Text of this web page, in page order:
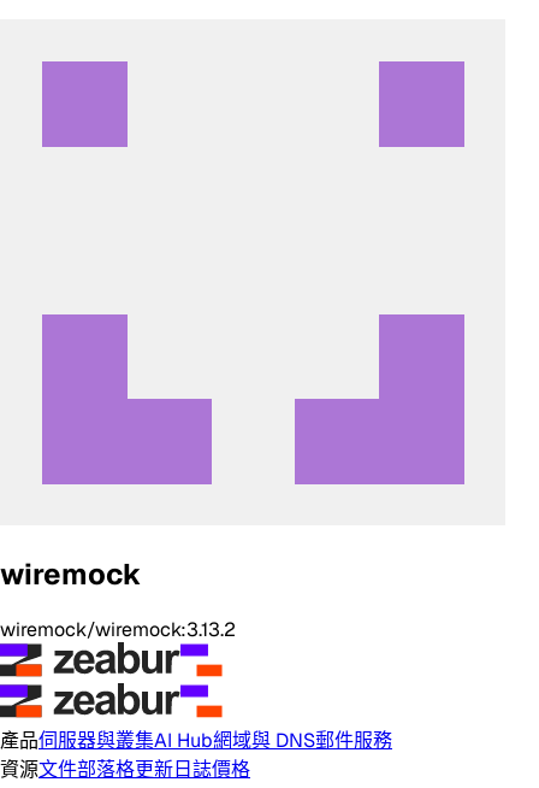
wiremock
wiremock/wiremock:3.13.2
產品伺服器與叢集AI Hub網域與 DNS郵件服務
資源文件部落格更新日誌價格